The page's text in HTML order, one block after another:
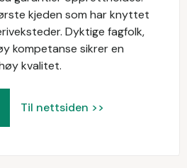
kjeden som har knyttet
Dyktige fagfolk,
kompetanse sikrer en
kvalitet.
Til nettsiden >>